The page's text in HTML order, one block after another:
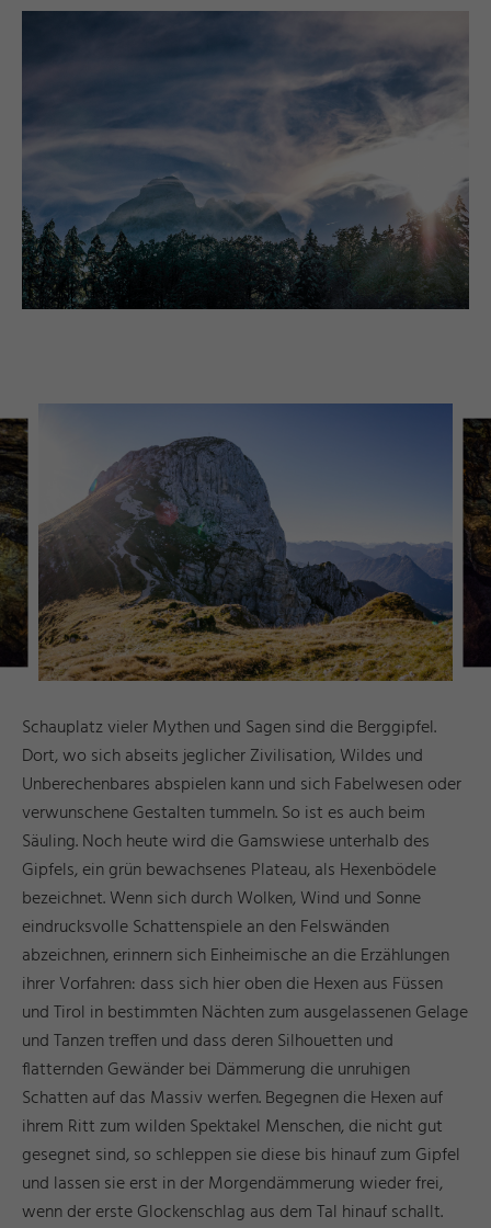
Schauplatz vieler Mythen und Sagen sind die Berggipfel.
Dort, wo sich abseits jeglicher Zivilisation, Wildes und
Unberechenbares abspielen kann und sich Fabelwesen oder
verwunschene Gestalten tummeln. So ist es auch beim
Säuling. Noch heute wird die Gamswiese unterhalb des
Gipfels, ein grün bewachsenes Plateau, als Hexenbödele
bezeichnet. Wenn sich durch Wolken, Wind und Sonne
eindrucksvolle Schattenspiele an den Felswänden
abzeichnen, erinnern sich Einheimische an die Erzählungen
ihrer Vorfahren: dass sich hier oben die Hexen aus Füssen
und Tirol in bestimmten Nächten zum ausgelassenen Gelage
und Tanzen treffen und dass deren Silhouetten und
flatternden Gewänder bei Dämmerung die unruhigen
Schatten auf das Massiv werfen. Begegnen die Hexen auf
ihrem Ritt zum wilden Spektakel Menschen, die nicht gut
gesegnet sind, so schleppen sie diese bis hinauf zum Gipfel
und lassen sie erst in der Morgendämmerung wieder frei,
wenn der erste Glockenschlag aus dem Tal hinauf schallt.